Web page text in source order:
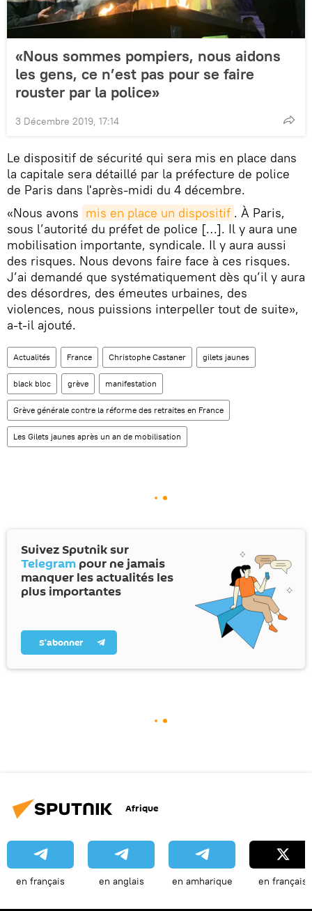
«Nous sommes pompiers, nous aidons
les gens, ce n’est pas pour se faire
rouster par la police»
3 Décembre 2019, 17:14
Le dispositif de sécurité qui sera mis en place dans
la capitale sera détaillé par la préfecture de police
de Paris dans l'après-midi du 4 décembre.
«Nous avons mis en place un dispositif . À Paris,
sous l’autorité du préfet de police […]. Il y aura une
mobilisation importante, syndicale. Il y aura aussi
des risques. Nous devons faire face à ces risques.
J’ai demandé que systématiquement dès qu’il y aura
des désordres, des émeutes urbaines, des
violences, nous puissions interpeller tout de suite»,
a-t-il ajouté.
Actualités France Christophe Castaner gilets jaunes
black bloc grève manifestation
Grève générale contre la réforme des retraites en France
Les Gilets jaunes après un an de mobilisation
Suivez Sputnik sur
Telegram pour ne jamais
manquer les actualités les
plus importantes
S’abonner
Afrique
en français en anglais en amharique en français